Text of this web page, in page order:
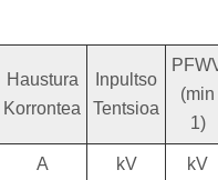
Haustura
Korrontea
Inpultso
Tentsioa
(min
1)
A kV kV